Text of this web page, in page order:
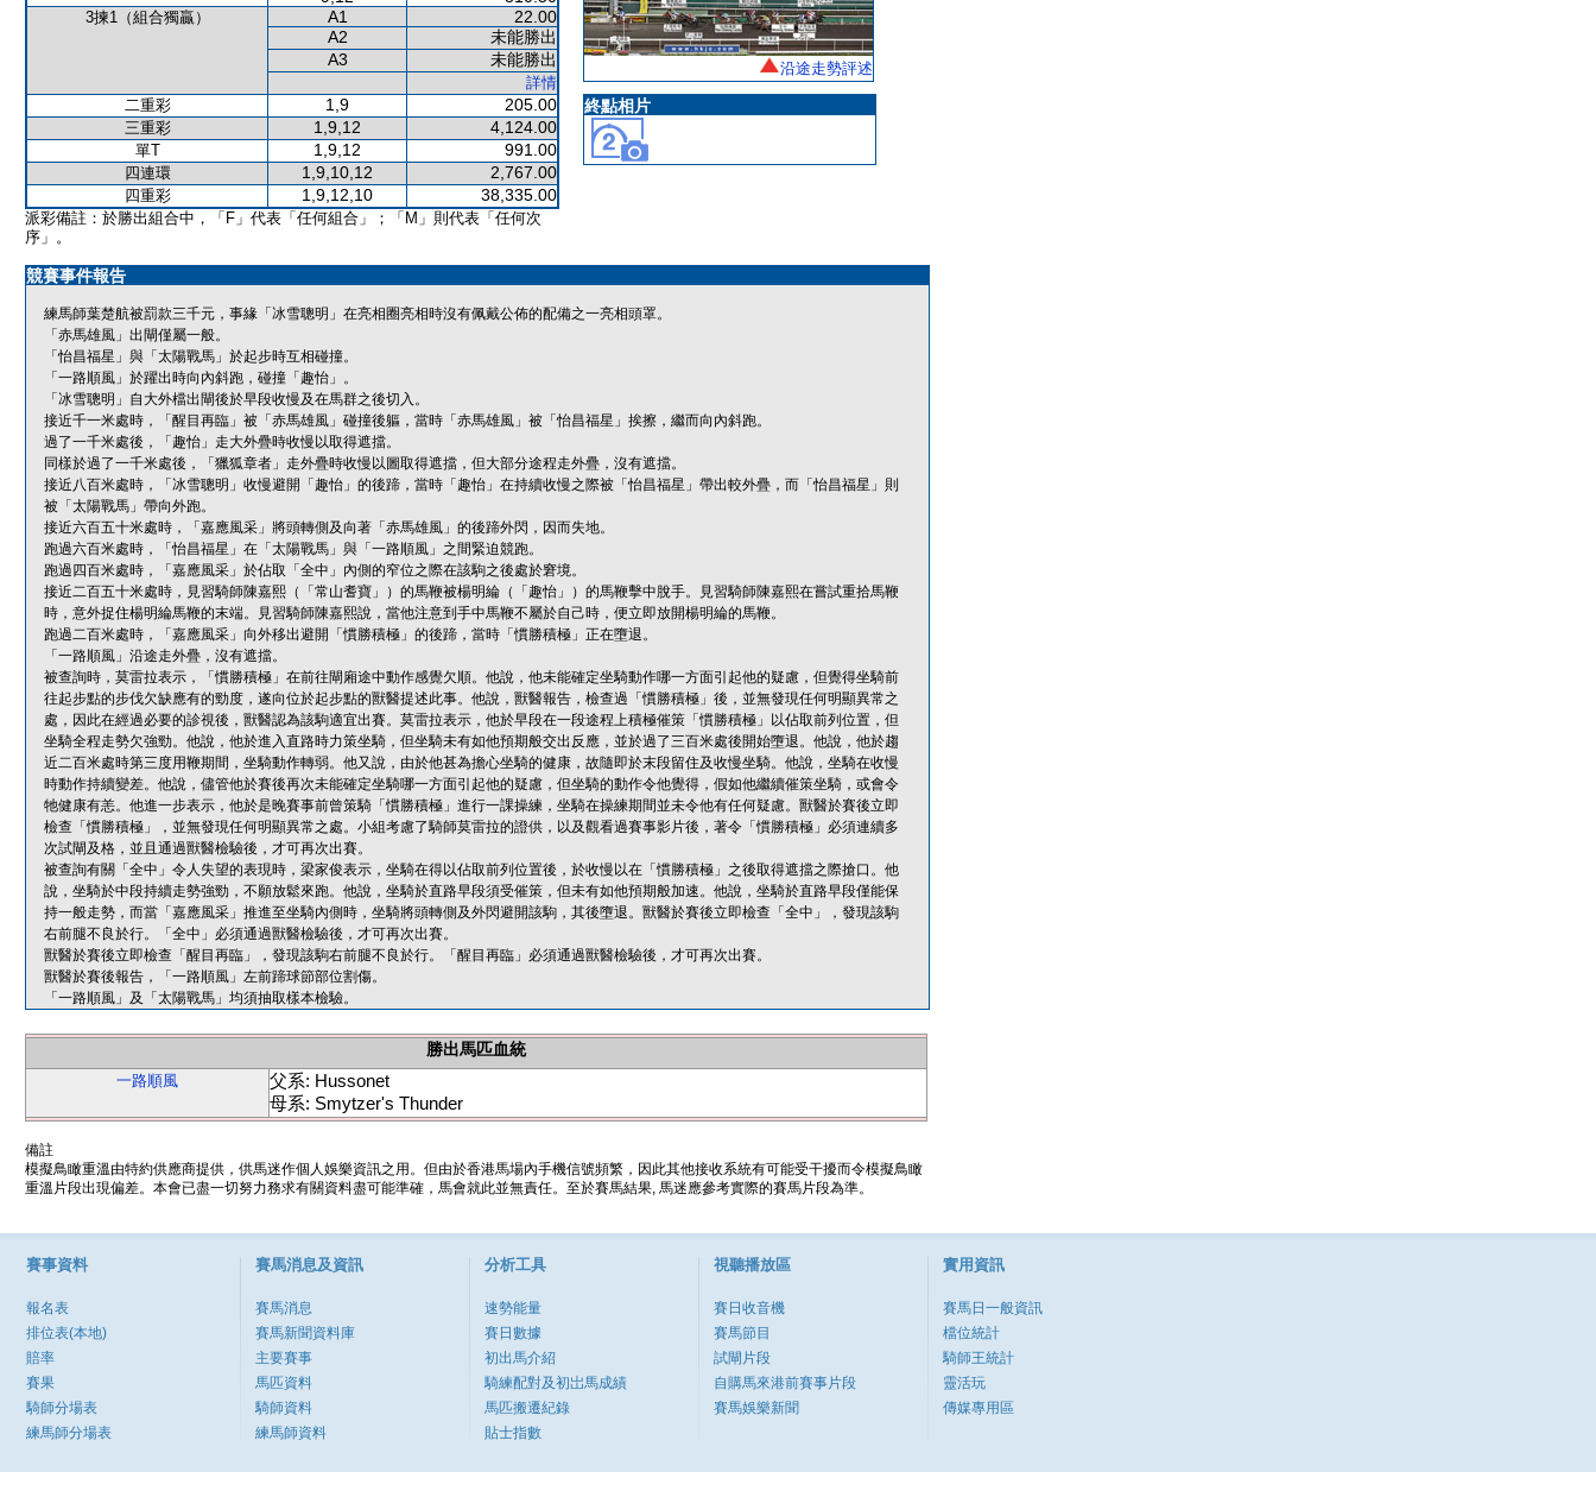
3揀1（組合獨贏） A1
22.00
A2
未能勝出
A3
未能勝出
詳情
二重彩
1,9 205.00
三重彩 1,9,12 4,124.00
單T 1,9,12 991.00
四連環 1,9,10,12 2,767.00
四重彩 1,9,12,10 38,335.00
派彩備註：於勝出組合中，「F」代表「任何組合」；「M」則代表「任何次
序」。
沿途走勢評述
終點相片
競賽事件報告
練馬師葉楚航被罰款三千元，事緣「冰雪聰明」在亮相圈亮相時沒有佩戴公佈的配備之一亮相頭罩。
「赤馬雄風」出閘僅屬一般。
「怡昌福星」與「太陽戰馬」於起步時互相碰撞。
「一路順風」於躍出時向內斜跑，碰撞「趣怡」。
「冰雪聰明」自大外檔出閘後於早段收慢及在馬群之後切入。
接近千一米處時，「醒目再臨」被「赤馬雄風」碰撞後軀，當時「赤馬雄風」被「怡昌福星」挨擦，繼而向內斜跑。
過了一千米處後，「趣怡」走大外疊時收慢以取得遮擋。
同樣於過了一千米處後，「獵狐章者」走外疊時收慢以圖取得遮擋，但大部分途程走外疊，沒有遮擋。
接近八百米處時，「冰雪聰明」收慢避開「趣怡」的後蹄，當時「趣怡」在持續收慢之際被「怡昌福星」帶出較外疊，而「怡昌福星」則
被「太陽戰馬」帶向外跑。
接近六百五十米處時，「嘉應風采」將頭轉側及向著「赤馬雄風」的後蹄外閃，因而失地。
跑過六百米處時，「怡昌福星」在「太陽戰馬」與「一路順風」之間緊迫競跑。
跑過四百米處時，「嘉應風采」於佔取「全中」內側的窄位之際在該駒之後處於窘境。
接近二百五十米處時，見習騎師陳嘉熙（「常山耆寶」）的馬鞭被楊明綸（「趣怡」）的馬鞭擊中脫手。見習騎師陳嘉熙在嘗試重拾馬鞭
時，意外捉住楊明綸馬鞭的末端。見習騎師陳嘉熙說，當他注意到手中馬鞭不屬於自己時，便立即放開楊明綸的馬鞭。
跑過二百米處時，「嘉應風采」向外移出避開「慣勝積極」的後蹄，當時「慣勝積極」正在墮退。
「一路順風」沿途走外疊，沒有遮擋。
被查詢時，莫雷拉表示，「慣勝積極」在前往閘廂途中動作感覺欠順。他說，他未能確定坐騎動作哪一方面引起他的疑慮，但覺得坐騎前
往起步點的步伐欠缺應有的勁度，遂向位於起步點的獸醫提述此事。他說，獸醫報告，檢查過「慣勝積極」後，並無發現任何明顯異常之
處，因此在經過必要的診視後，獸醫認為該駒適宜出賽。莫雷拉表示，他於早段在一段途程上積極催策「慣勝積極」以佔取前列位置，但
坐騎全程走勢欠強勁。他說，他於進入直路時力策坐騎，但坐騎未有如他預期般交出反應，並於過了三百米處後開始墮退。他說，他於趨
近二百米處時第三度用鞭期間，坐騎動作轉弱。他又說，由於他甚為擔心坐騎的健康，故隨即於末段留住及收慢坐騎。他說，坐騎在收慢
時動作持續變差。他說，儘管他於賽後再次未能確定坐騎哪一方面引起他的疑慮，但坐騎的動作令他覺得，假如他繼續催策坐騎，或會令
牠健康有恙。他進一步表示，他於是晚賽事前曾策騎「慣勝積極」進行一課操練，坐騎在操練期間並未令他有任何疑慮。獸醫於賽後立即
檢查「慣勝積極」，並無發現任何明顯異常之處。小組考慮了騎師莫雷拉的證供，以及觀看過賽事影片後，著令「慣勝積極」必須連續多
次試閘及格，並且通過獸醫檢驗後，才可再次出賽。
被查詢有關「全中」令人失望的表現時，梁家俊表示，坐騎在得以佔取前列位置後，於收慢以在「慣勝積極」之後取得遮擋之際搶口。他
說，坐騎於中段持續走勢強勁，不願放鬆來跑。他說，坐騎於直路早段須受催策，但未有如他預期般加速。他說，坐騎於直路早段僅能保
持一般走勢，而當「嘉應風采」推進至坐騎內側時，坐騎將頭轉側及外閃避開該駒，其後墮退。獸醫於賽後立即檢查「全中」，發現該駒
右前腿不良於行。「全中」必須通過獸醫檢驗後，才可再次出賽。
獸醫於賽後立即檢查「醒目再臨」，發現該駒右前腿不良於行。「醒目再臨」必須通過獸醫檢驗後，才可再次出賽。
獸醫於賽後報告，「一路順風」左前蹄球節部位割傷。
「一路順風」及「太陽戰馬」均須抽取樣本檢驗。
勝出馬匹血統
一路順風
父系: Hussonet
母系: Smytzer's Thunder
備註
模擬鳥瞰重溫由特約供應商提供，供馬迷作個人娛樂資訊之用。但由於香港馬場內手機信號頻繁，因此其他接收系統有可能受干擾而令模擬鳥瞰
重溫片段出現偏差。本會已盡一切努力務求有關資料盡可能準確，馬會就此並無責任。至於賽馬結果, 馬迷應參考實際的賽馬片段為準。
賽事資料
報名表
排位表(本地)
賠率
賽果
騎師分場表
練馬師分場表
賽馬消息及資訊
賽馬消息
賽馬新聞資料庫
主要賽事
馬匹資料
騎師資料
練馬師資料
分析工具
速勢能量
賽日數據
初出馬介紹
騎練配對及初岀馬成績
馬匹搬遷紀錄
貼士指數
視聽播放區
賽日收音機
賽馬節目
試閘片段
自購馬來港前賽事片段
賽馬娛樂新聞
實用資訊
賽馬日一般資訊
檔位統計
騎師王統計
靈活玩
傳媒專用區